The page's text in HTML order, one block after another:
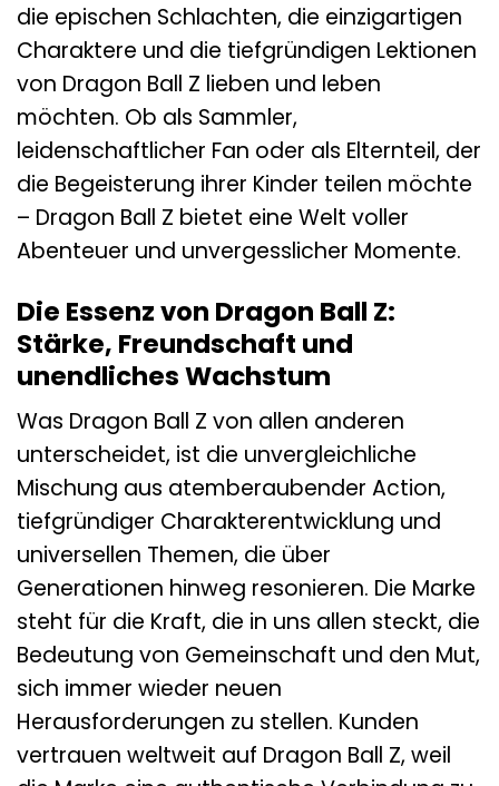
die epischen Schlachten, die einzigartigen
Charaktere und die tiefgründigen Lektionen
von Dragon Ball Z lieben und leben
möchten. Ob als Sammler,
leidenschaftlicher Fan oder als Elternteil, der
die Begeisterung ihrer Kinder teilen möchte
– Dragon Ball Z bietet eine Welt voller
Abenteuer und unvergesslicher Momente.
Die Essenz von Dragon Ball Z:
Stärke, Freundschaft und
unendliches Wachstum
Was Dragon Ball Z von allen anderen
unterscheidet, ist die unvergleichliche
Mischung aus atemberaubender Action,
tiefgründiger Charakterentwicklung und
universellen Themen, die über
Generationen hinweg resonieren. Die Marke
steht für die Kraft, die in uns allen steckt, die
Bedeutung von Gemeinschaft und den Mut,
sich immer wieder neuen
Herausforderungen zu stellen. Kunden
vertrauen weltweit auf Dragon Ball Z, weil